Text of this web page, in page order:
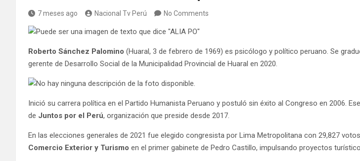
7 meses ago Nacional Tv Perú No Comments
Roberto Sánchez Palomino (Huaral, 3 de febrero de 1969) es psicólogo y político peruano. Se
gerente de Desarrollo Social de la Municipalidad Provincial de Huaral en 2020.
Inició su carrera política en el Partido Humanista Peruano y postuló sin éxito al Congreso en 2006.
de Juntos por el Perú, organización que preside desde 2017.
En las elecciones generales de 2021 fue elegido congresista por Lima Metropolitana con 29,827
Comercio Exterior y Turismo en el primer gabinete de Pedro Castillo, impulsando proyectos